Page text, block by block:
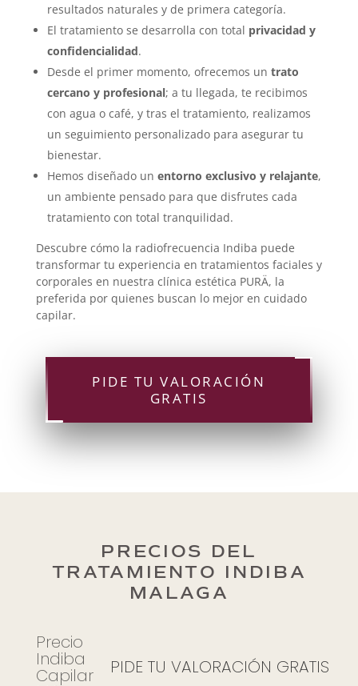
resultados naturales y de primera categoría.
El tratamiento se desarrolla con total privacidad y
confidencialidad.
Desde el primer momento, ofrecemos un trato
cercano y profesional; a tu llegada, te recibimos
con agua o café, y tras el tratamiento, realizamos
un seguimiento personalizado para asegurar tu
bienestar.
Hemos diseñado un entorno exclusivo y relajante,
un ambiente pensado para que disfrutes cada
tratamiento con total tranquilidad.
Descubre cómo la radiofrecuencia Indiba puede
transformar tu experiencia en tratamientos faciales y
corporales en nuestra clínica estética PURÄ, la
preferida por quienes buscan lo mejor en cuidado
capilar.
PIDE TU VALORACIÓN
GRATIS
PRECIOS DEL
TRATAMIENTO INDIBA
MALAGA
Precio
Indiba
Capilar PIDE TU VALORACIÓN GRATIS